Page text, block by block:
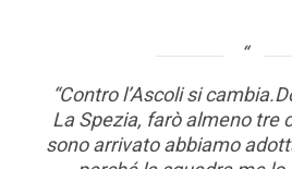
“Contro l’Ascoli si
La Spezia, farò almeno tre
sono arrivato abbiamo